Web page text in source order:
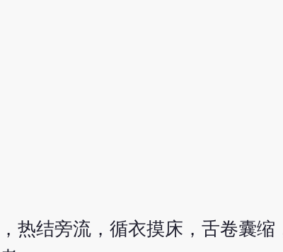
热结旁流，循衣摸床，舌卷囊缩